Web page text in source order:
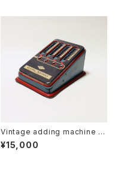
Vintage adding machine ・
ヴィンテージ ブリキ 加算機 U.
S.A
¥15,000